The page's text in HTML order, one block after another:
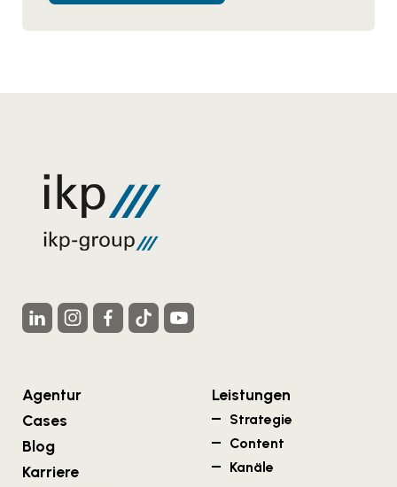
Agentur
Cases
Blog
Karriere
Leistungen
Strategie
Content
Kanäle